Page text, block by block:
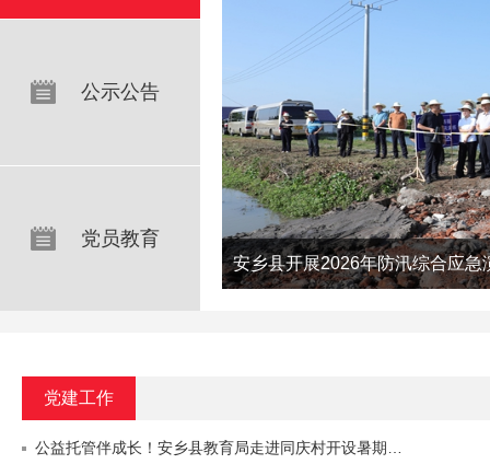
公示公告
党员教育
安乡县开展2026年防汛综合应急
党建工作
公益托管伴成长！安乡县教育局走进同庆村开设暑期…